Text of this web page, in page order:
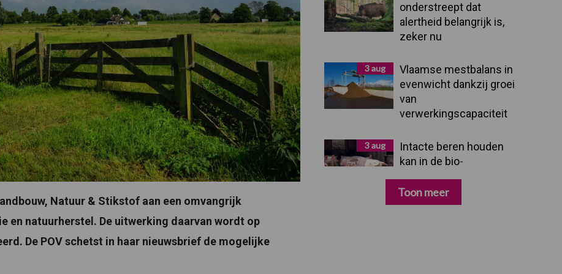
Natuur & Stikstof aan een omvangrijk
natuurherstel. De uitwerking daarvan wordt op
De POV schetst in haar nieuwsbrief de mogelijke
onderstreept dat
alertheid belangrijk is,
zeker nu
3 aug
Vlaamse mestbalans in
evenwicht dankzij groei
van
verwerkingscapaciteit
3 aug
Intacte beren houden
kan in de bio-
varkenshouderij, maar
dan moet alles kloppen
Toon meer